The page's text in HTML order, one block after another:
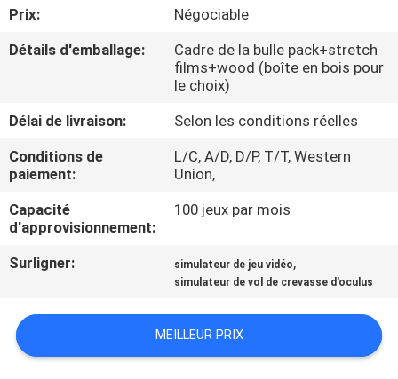
NOUS
DE
L'USINE
CONTRÔLE
DE
QUALITÉ
NOUS
CONTACTER
Prix:
Négociable
Détails d'emballage:
Cadre de la bulle pack+stretch
films+wood (boîte en bois pour
le choix)
Délai de livraison:
Selon les conditions réelles
Conditions de
paiement:
L/C, A/D, D/P, T/T, Western
Union,
Capacité
d'approvisionnement:
100 jeux par mois
Surligner: simulateur de jeu vidéo,
simulateur de vol de crevasse d'oculus
MEILLEUR PRIX